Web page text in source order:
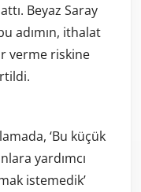
Beyaz Saray
adımın, ithalat
verme riskine
‘Bu küçük
yardımcı
istemedik’